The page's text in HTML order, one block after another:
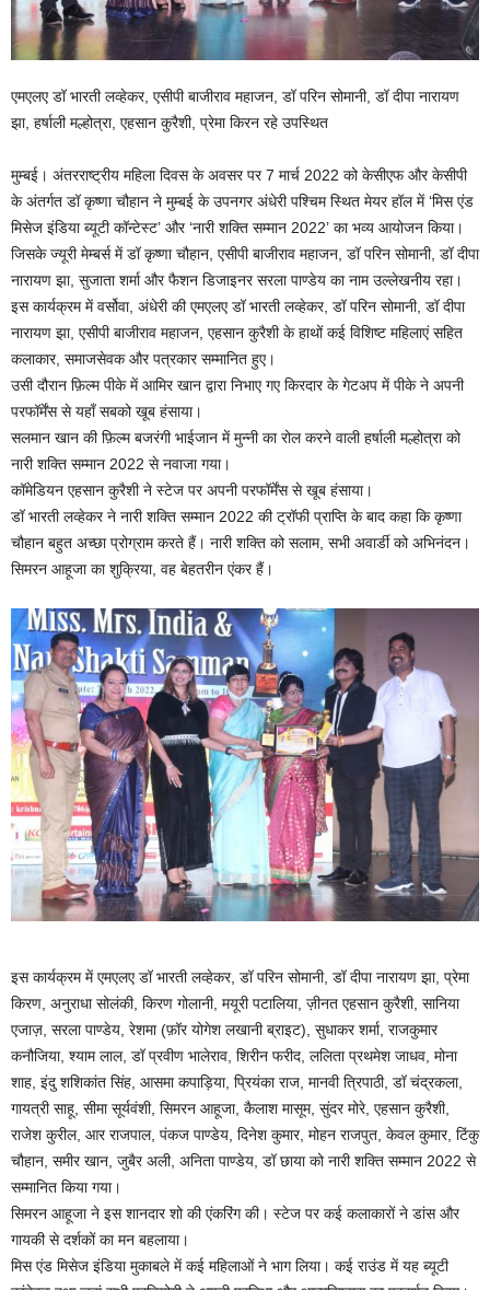
एमएलए डॉ भारती लव्हेकर, एसीपी बाजीराव महाजन, डॉ परिन सोमानी, डॉ दीपा नारायण
झा, हर्षाली मल्होत्रा, एहसान कुरैशी, प्रेमा किरन रहे उपस्थित
मुम्बई। अंतरराष्ट्रीय महिला दिवस के अवसर पर 7 मार्च 2022 को केसीएफ और केसीपी
के अंतर्गत डॉ कृष्णा चौहान ने मुम्बई के उपनगर अंधेरी पश्चिम स्थित मेयर हॉल में ‘मिस एंड
मिसेज इंडिया ब्यूटी कॉन्टेस्ट’ और ‘नारी शक्ति सम्मान 2022’ का भव्य आयोजन किया।
जिसके ज्यूरी मेम्बर्स में डॉ कृष्णा चौहान, एसीपी बाजीराव महाजन, डॉ परिन सोमानी, डॉ दीपा
नारायण झा, सुजाता शर्मा और फैशन डिजाइनर सरला पाण्डेय का नाम उल्लेखनीय रहा।
इस कार्यक्रम में वर्सोवा, अंधेरी की एमएलए डॉ भारती लव्हेकर, डॉ परिन सोमानी, डॉ दीपा
नारायण झा, एसीपी बाजीराव महाजन, एहसान कुरैशी के हाथों कई विशिष्ट महिलाएं सहित
कलाकार, समाजसेवक और पत्रकार सम्मानित हुए।
उसी दौरान फ़िल्म पीके में आमिर खान द्वारा निभाए गए किरदार के गेटअप में पीके ने अपनी
परफॉर्मेंस से यहाँ सबको खूब हंसाया।
सलमान खान की फ़िल्म बजरंगी भाईजान में मुन्नी का रोल करने वाली हर्षाली मल्होत्रा को
नारी शक्ति सम्मान 2022 से नवाजा गया।
कॉमेडियन एहसान कुरैशी ने स्टेज पर अपनी परफॉर्मेंस से खूब हंसाया।
डॉ भारती लव्हेकर ने नारी शक्ति सम्मान 2022 की ट्रॉफी प्राप्ति के बाद कहा कि कृष्णा
चौहान बहुत अच्छा प्रोग्राम करते हैं। नारी शक्ति को सलाम, सभी अवार्डी को अभिनंदन।
सिमरन आहूजा का शुक्रिया, वह बेहतरीन एंकर हैं।
इस कार्यक्रम में एमएलए डॉ भारती लव्हेकर, डॉ परिन सोमानी, डॉ दीपा नारायण झा, प्रेमा
किरण, अनुराधा सोलंकी, किरण गोलानी, मयूरी पटालिया, ज़ीनत एहसान कुरैशी, सानिया
एजाज़, सरला पाण्डेय, रेशमा (फ़ॉर योगेश लखानी ब्राइट), सुधाकर शर्मा, राजकुमार
कनौजिया, श्याम लाल, डॉ प्रवीण भालेराव, शिरीन फरीद, ललिता प्रथमेश जाधव, मोना
शाह, इंदु शशिकांत सिंह, आसमा कपाड़िया, प्रियंका राज, मानवी त्रिपाठी, डॉ चंद्रकला,
गायत्री साहू, सीमा सूर्यवंशी, सिमरन आहूजा, कैलाश मासूम, सुंदर मोरे, एहसान कुरैशी,
राजेश कुरील, आर राजपाल, पंकज पाण्डेय, दिनेश कुमार, मोहन राजपुत, केवल कुमार, टिंकु
चौहान, समीर खान, जुबैर अली, अनिता पाण्डेय, डॉ छाया को नारी शक्ति सम्मान 2022 से
सम्मानित किया गया।
सिमरन आहूजा ने इस शानदार शो की एंकरिंग की। स्टेज पर कई कलाकारों ने डांस और
गायकी से दर्शकों का मन बहलाया।
मिस एंड मिसेज इंडिया मुकाबले में कई महिलाओं ने भाग लिया। कई राउंड में यह ब्यूटी